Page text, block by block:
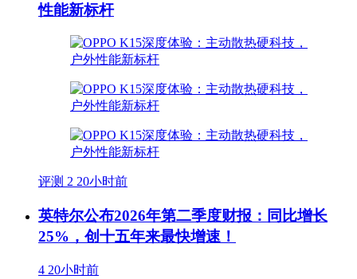
性能新标杆
评测 2 20小时前
英特尔公布2026年第二季度财报：同比增长
25%，创十五年来最快增速！
4 20小时前